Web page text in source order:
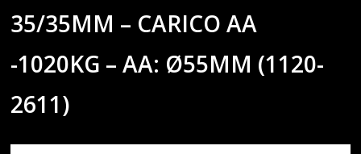
35/35MM – CARICO AA
-1020KG – AA: Ø55MM (1120-
2611)